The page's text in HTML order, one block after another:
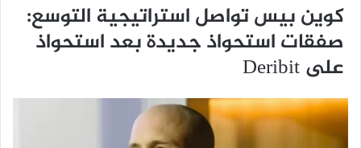
كوين بيس تواصل استراتيجية التوسع:
صفقات استحواذ جديدة بعد استحواذ
على Deribit